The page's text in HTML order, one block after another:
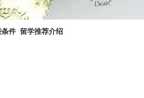
条件 留学推荐介绍